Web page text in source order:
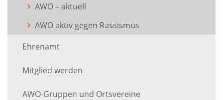
AWO – aktuell
AWO aktiv gegen Rassismus
Ehrenamt
Mitglied werden
AWO-Gruppen und Ortsvereine